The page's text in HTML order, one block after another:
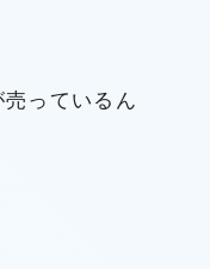
っているん